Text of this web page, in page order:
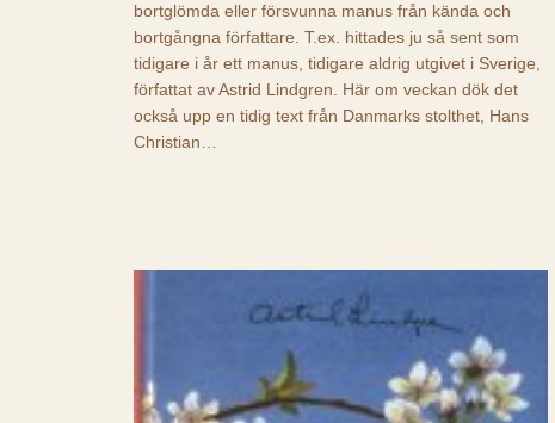
bortglömda eller försvunna manus från kända och
bortgångna författare. T.ex. hittades ju så sent som
tidigare i år ett manus, tidigare aldrig utgivet i Sverige,
författat av Astrid Lindgren. Här om veckan dök det
också upp en tidig text från Danmarks stolthet, Hans
Christian…